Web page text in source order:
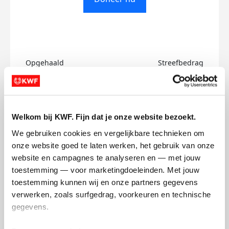
Welkom bij KWF. Fijn dat je onze website bezoekt.
We gebruiken cookies en vergelijkbare technieken om
onze website goed te laten werken, het gebruik van onze
website en campagnes te analyseren en — met jouw
toestemming — voor marketingdoeleinden. Met jouw
toestemming kunnen wij en onze partners gegevens
verwerken, zoals surfgedrag, voorkeuren en technische
gegevens.
Opgehaald
€0
Streefbedrag
€500
Mike's badges